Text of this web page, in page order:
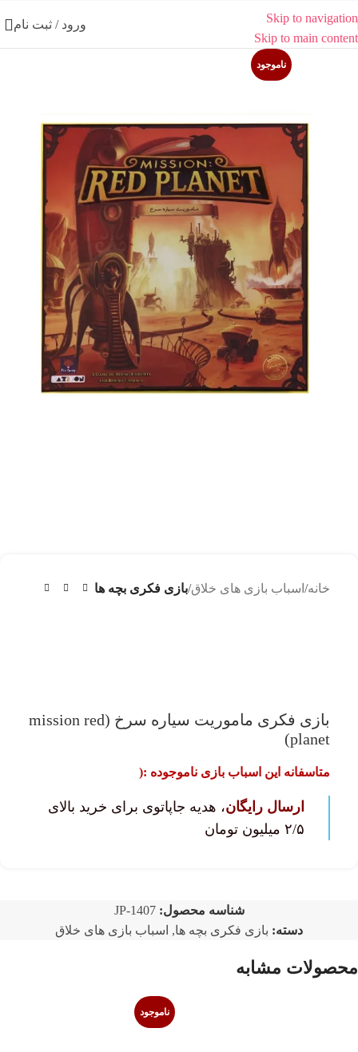
Skip to navigation
Skip to main content
ورود / ثبت نام
ناموجود
خانه اسباب بازی های خلاق بازی فکری بچه ها
بازی فکری ماموریت سیاره سرخ (mission red
planet)
متاسفانه این اسباب بازی ناموجوده :(
ارسال رایگان، هدیه جاپاتوی برای خرید بالای
۲/۵ میلیون تومان
شناسه محصول:JP-1407
دسته: بازی فکری بچه ها, اسباب بازی های خلاق
محصولات مشابه
ناموجود